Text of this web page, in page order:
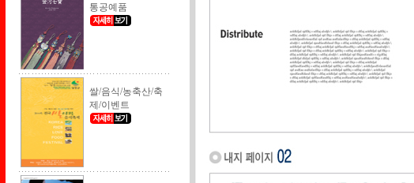
통공예품
쌀/음식/농축산/축
제/이벤트